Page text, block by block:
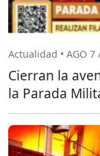
Actualidad • AGO 7
Cierran la
la Parada